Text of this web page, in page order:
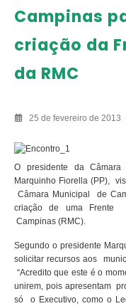
Campinas
criação da
da RMC
25 de fevereiro de 2013
O presidente da
Marquinho Fiorella (PP),
Câmara Municipal de
criação de uma Frente
Campinas (RMC).
Segundo o presidente
solicitar recursos aos
“Acredito que este é o
unirem, pois apresentam
só o Executivo, como o